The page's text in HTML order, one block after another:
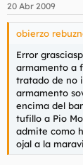
20 Abr 2009
obierzo
Error
armamento a
tratado de no
armamento
encima del
tufillo a Pio
admite como
ojal a la